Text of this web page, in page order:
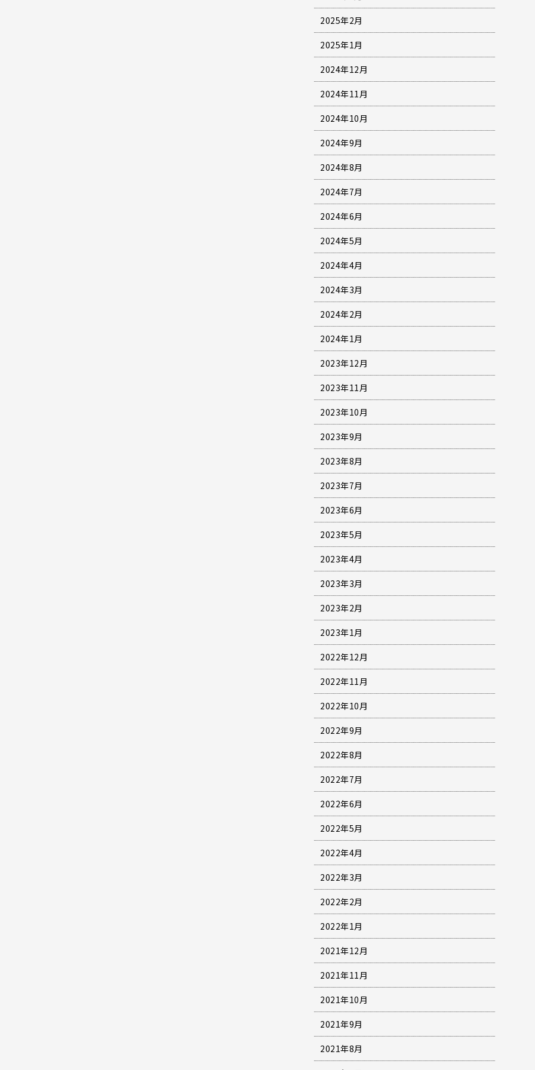
2025年2月
2025年1月
2024年12月
2024年11月
2024年10月
2024年9月
2024年8月
2024年7月
2024年6月
2024年5月
2024年4月
2024年3月
2024年2月
2024年1月
2023年12月
2023年11月
2023年10月
2023年9月
2023年8月
2023年7月
2023年6月
2023年5月
2023年4月
2023年3月
2023年2月
2023年1月
2022年12月
2022年11月
2022年10月
2022年9月
2022年8月
2022年7月
2022年6月
2022年5月
2022年4月
2022年3月
2022年2月
2022年1月
2021年12月
2021年11月
2021年10月
2021年9月
2021年8月